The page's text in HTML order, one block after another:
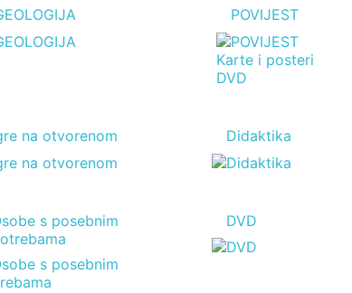
POVIJEST
Karte i posteri
DVD
na otvorenom Didaktika
s posebnim
DVD